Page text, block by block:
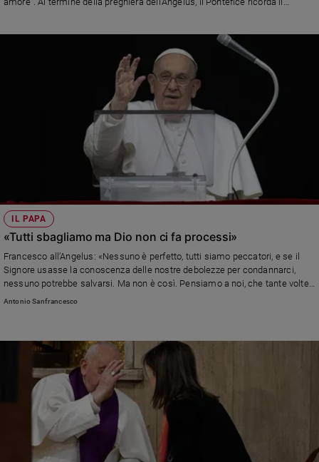
IL PAPA
«Tutti sbagliamo ma Dio non ci fa processi»
Francesco all’Angelus: «Nessuno è perfetto, tutti siamo peccatori, e se il
Signore usasse la conoscenza delle nostre debolezze per condannarci,
nessuno potrebbe salvarsi. Ma non è così. Pensiamo a noi, che tante volte
condanniamo gli altri e ci piace sparlare e cercare pettegolezzi contro gli
Antonio Sanfrancesco